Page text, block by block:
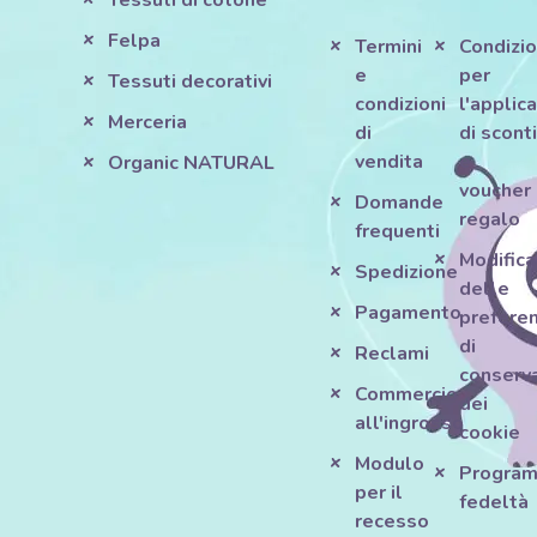
Felpa
Tessuti decorativi
Merceria
Organic NATURAL
Termini
e
condizioni
di
vendita
Domande
frequenti
Spedizione
Pagamento
Reclami
Commercio
all'ingrosso
Modulo
per il
recesso
per
di sconti
e
voucher
regalo
Modifica
delle
di
dei
cookie
fedeltà